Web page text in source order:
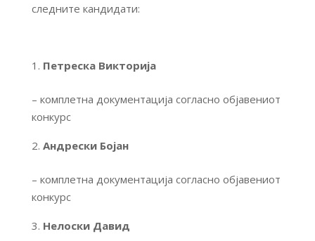
следните кандидати:
Петреска Викторија
– комплетна документација согласно објавениот
конкурс
Андрески Бојан
– комплетна документација согласно објавениот
конкурс
Нелоски Давид